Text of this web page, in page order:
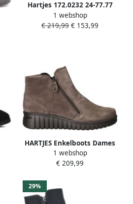
Hartjes 172.0232 24-77.77
dames enkellaarzen
gekleed (7 5) bruin
1 webshop
€ 219,99 € 153,99
HARTJES Enkelboots Dames
Sue Rits H Booty Maat: 37
Materiaal: Suède Kleur:
1 webshop
€ 209,99
29%